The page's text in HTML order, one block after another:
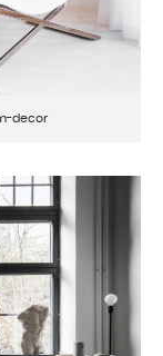
decor